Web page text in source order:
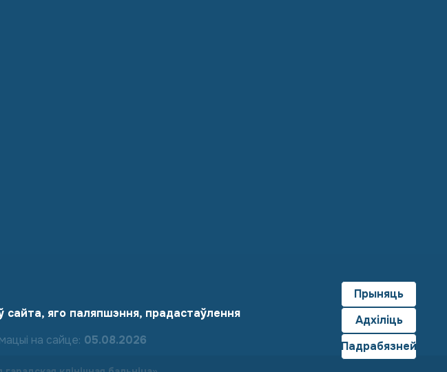
на сайце: 05.08.2026
сайта, яго паляпшэння, прадастаўлення
Прыняць
Адхіліць
Падрабязней